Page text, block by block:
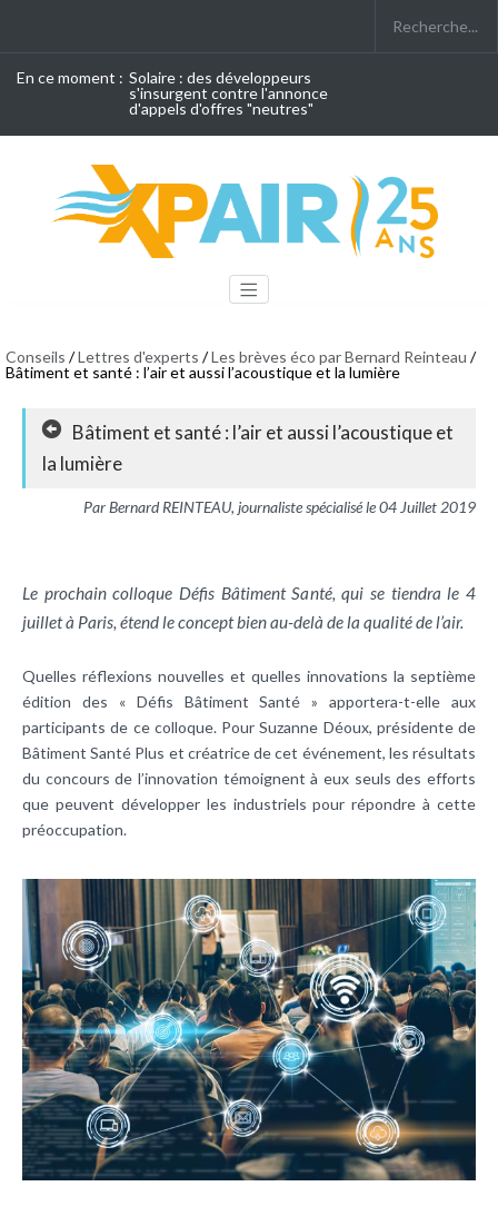
En ce moment : Solaire : des développeurs
s'insurgent contre l'annonce
d'appels d'offres "neutres"
Conseils /Lettres d'experts /Les brèves éco par Bernard Reinteau /
Bâtiment et santé : l’air et aussi l’acoustique et la lumière
Bâtiment et santé : l’air et aussi l’acoustique et
la lumière
Par Bernard REINTEAU, journaliste spécialisé le 04 Juillet 2019
Le prochain colloque Défis Bâtiment Santé, qui se tiendra le 4
juillet à Paris, étend le concept bien au-delà de la qualité de l’air.
Quelles réflexions nouvelles et quelles innovations la septième
édition des « Défis Bâtiment Santé » apportera-t-elle aux
participants de ce colloque. Pour Suzanne Déoux, présidente de
Bâtiment Santé Plus et créatrice de cet événement, les résultats
du concours de l’innovation témoignent à eux seuls des efforts
que peuvent développer les industriels pour répondre à cette
préoccupation.